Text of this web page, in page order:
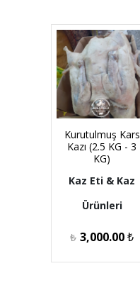
Kurutulmuş Kars
Kazı (2.5 KG - 3
KG)
Kaz Eti & Kaz
Ürünleri
₺ 3,000.00₺